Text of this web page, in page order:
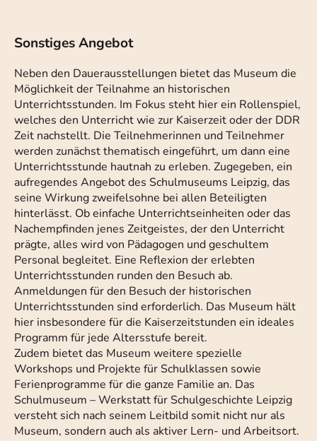
Sonstiges Angebot
Neben den Dauerausstellungen bietet das Museum die
Möglichkeit der Teilnahme an historischen
Unterrichtsstunden. Im Fokus steht hier ein Rollenspiel,
welches den Unterricht wie zur Kaiserzeit oder der DDR
Zeit nachstellt. Die Teilnehmerinnen und Teilnehmer
werden zunächst thematisch eingeführt, um dann eine
Unterrichtsstunde hautnah zu erleben. Zugegeben, ein
aufregendes Angebot des Schulmuseums Leipzig, das
seine Wirkung zweifelsohne bei allen Beteiligten
hinterlässt. Ob einfache Unterrichtseinheiten oder das
Nachempfinden jenes Zeitgeistes, der den Unterricht
prägte, alles wird von Pädagogen und geschultem
Personal begleitet. Eine Reflexion der erlebten
Unterrichtsstunden runden den Besuch ab.
Anmeldungen für den Besuch der historischen
Unterrichtsstunden sind erforderlich. Das Museum hält
hier insbesondere für die Kaiserzeitstunden ein ideales
Programm für jede Altersstufe bereit.
Zudem bietet das Museum weitere spezielle
Workshops und Projekte für Schulklassen sowie
Ferienprogramme für die ganze Familie an. Das
Schulmuseum – Werkstatt für Schulgeschichte Leipzig
versteht sich nach seinem Leitbild somit nicht nur als
Museum, sondern auch als aktiver Lern- und Arbeitsort.